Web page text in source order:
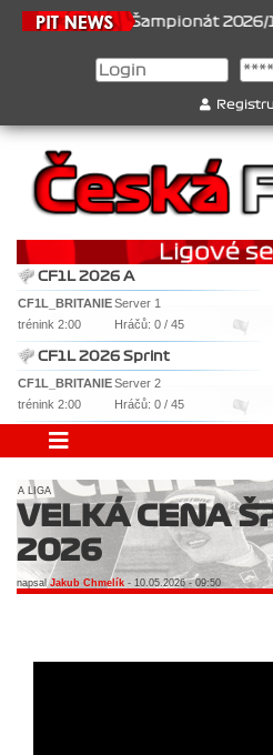
Šampionát 2026/1 je za
CF1L 2026 A
CF1L_BRITANIEServer 1
trénink 2:00
Hráčů: 0 / 45
CF1L 2026 Sprint
CF1L_BRITANIEServer 2
trénink 2:00
Hráčů: 0 / 45
A LIGA
VELKÁ CENA
2026
napsalJakub Chmelík - 10.05.2026 - 09:50